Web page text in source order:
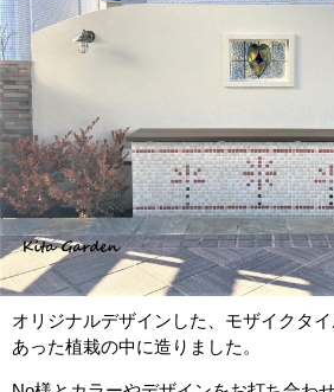
オリジナルデザインした、モザイクタ
あった植栽の中に造りました。